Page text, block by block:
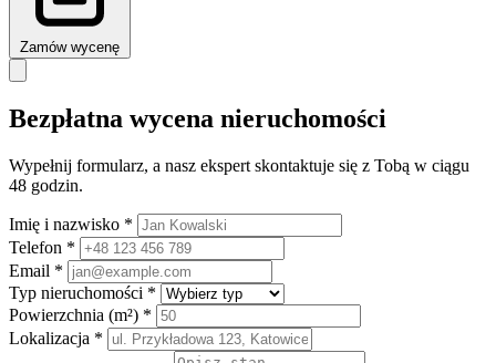
Zamów wycenę
Bezpłatna wycena nieruchomości
Wypełnij formularz, a nasz ekspert skontaktuje się z Tobą w ciągu
48 godzin.
Imię i nazwisko *
Telefon *
Email *
Typ nieruchomości *
Powierzchnia (m²) *
Lokalizacja *